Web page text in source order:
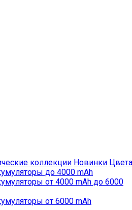
коллекции Новинки Цвета
до 4000 mAh
от 4000 mAh до 6000
от 6000 mAh